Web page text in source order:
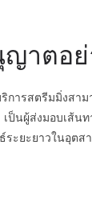
าตอ
ารสตรีมมิ่งสา
นผู้ส่งมอบเส้นท
ะยะยาวในอุตส